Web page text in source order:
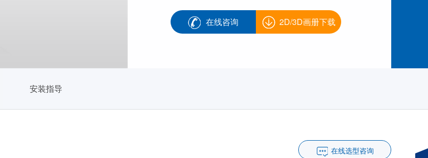
在线咨询 2D/3D画册下载
安装指导
在线选型咨询